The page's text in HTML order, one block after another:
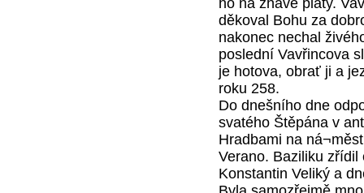
děkoval Bohu za
nakonec nechal
poslední Vavřincova
je hotova, obrať ji a
roku 258.
Do dnešního dne
svatého Štěpána v
Hradbami na
Verano. Baziliku zřídil
Konstantin Veliký a